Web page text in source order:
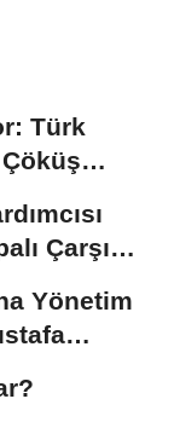
Türk
Çarşı
Yönetim